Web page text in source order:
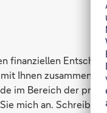
finanziellen
Ihnen zusammen.
im Bereich der
mich an.